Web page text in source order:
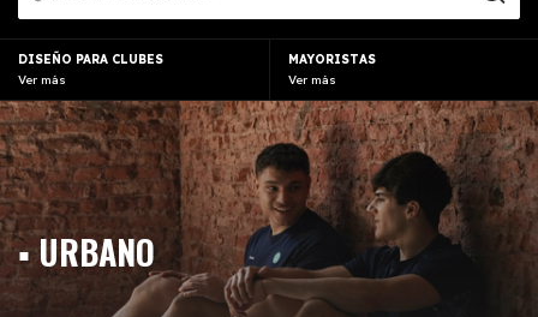
DISEÑO PARA CLUBES
Ver más
MAYORISTAS
Ver más
▪︎ URBANO